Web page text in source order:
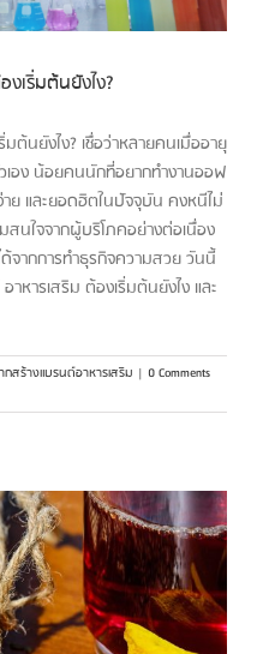
เริ่มต้นยังไง?
ต้นยังไง? เชื่อว่าหลายคนเมื่ออายุ
เอง น้อยคนนักที่อยากทำงานออฟ
ย และยอดฮิตในปัจจุบัน คงหนีไม่
สนใจจากผู้บริโภคอย่างต่อเนื่อง
จากการทำธุรกิจความสวย วันนี้
าหารเสริม ต้องเริ่มต้นยังไง และ
กสร้างแบรนด์อาหารเสริม | 0 Comments